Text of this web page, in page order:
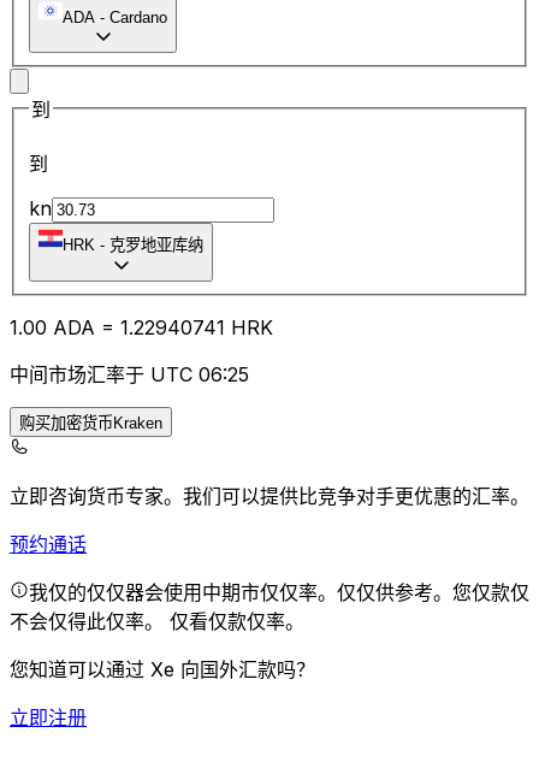
ADA - Cardano
到
到
kn
HRK - 克罗地亚库纳
1.00 ADA = 1.22940741 HRK
中间市场汇率于 UTC 06:25
购买加密货币Kraken
立即咨询货币专家。 我们可以提供比竞争对手更优惠的汇率。
预约通话
我仅的仅仅器会使用中期市仅仅率。仅仅供参考。您仅款仅
不会仅得此仅率。 仅看仅款仅率。
您知道可以通过 Xe 向国外汇款吗？
立即注册